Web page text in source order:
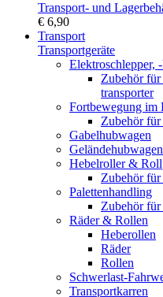
Transport- und
€ 6,90
Transport
Transportgeräte
Elektroschlepper,
Zubehör
transporter
Fortbewegung im
Zubehör
Gabelhubwagen
Geländehubwagen
Hebelroller &
Zubehör
Palettenhandling
Zubehör für
Räder & Rollen
Heberollen
Räder
Rollen
Schwerlast-
Transportkarren